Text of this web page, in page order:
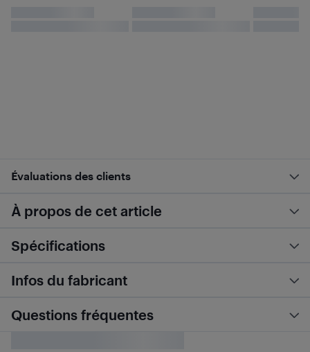
Évaluations des clients
À propos de cet article
Spécifications
Infos du fabricant
Questions fréquentes